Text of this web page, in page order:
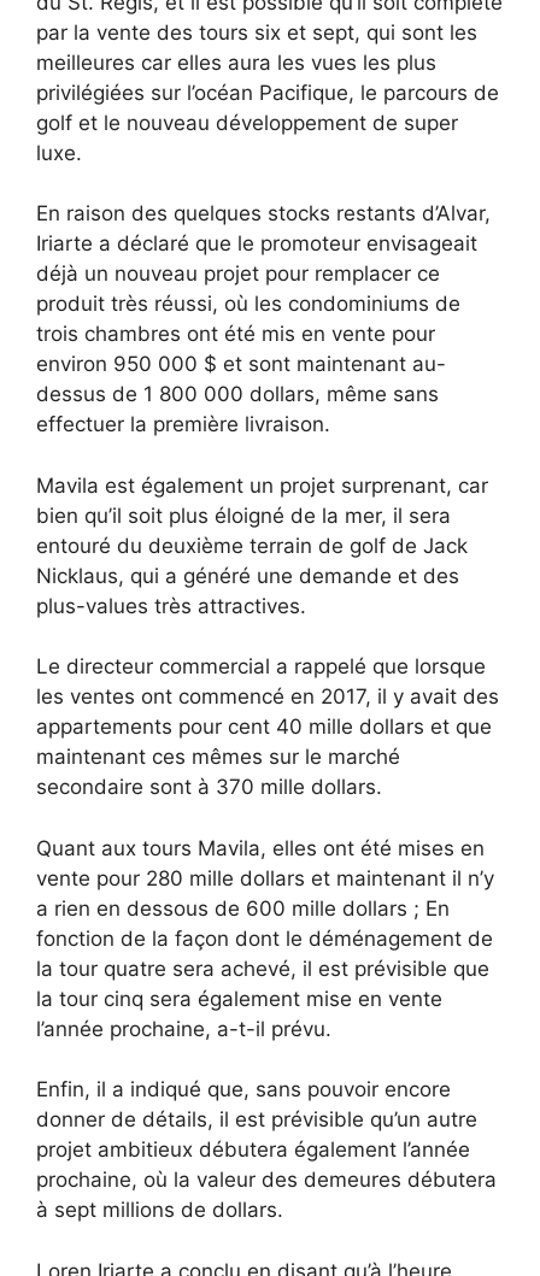
par la vente des tours six et sept, qui sont les
meilleures car elles aura les vues les plus
privilégiées sur l’océan Pacifique, le parcours de
golf et le nouveau développement de super
luxe.
En raison des quelques stocks restants d’Alvar,
Iriarte a déclaré que le promoteur envisageait
déjà un nouveau projet pour remplacer ce
produit très réussi, où les condominiums de
trois chambres ont été mis en vente pour
environ 950 000 $ et sont maintenant au-
dessus de 1 800 000 dollars, même sans
effectuer la première livraison.
Mavila est également un projet surprenant, car
bien qu’il soit plus éloigné de la mer, il sera
entouré du deuxième terrain de golf de Jack
Nicklaus, qui a généré une demande et des
plus-values ​​très attractives.
Le directeur commercial a rappelé que lorsque
les ventes ont commencé en 2017, il y avait des
appartements pour cent 40 mille dollars et que
maintenant ces mêmes sur le marché
secondaire sont à 370 mille dollars.
Quant aux tours Mavila, elles ont été mises en
vente pour 280 mille dollars et maintenant il n’y
a rien en dessous de 600 mille dollars ; En
fonction de la façon dont le déménagement de
la tour quatre sera achevé, il est prévisible que
la tour cinq sera également mise en vente
l’année prochaine, a-t-il prévu.
Enfin, il a indiqué que, sans pouvoir encore
donner de détails, il est prévisible qu’un autre
projet ambitieux débutera également l’année
prochaine, où la valeur des demeures débutera
à sept millions de dollars.
Loren Iriarte a conclu en disant qu’à l’heure